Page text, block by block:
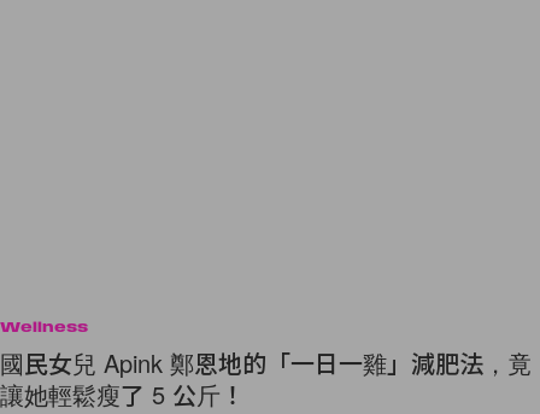
Wellness
國民女兒 Apink 鄭恩地的「一日一雞」減肥法，竟
讓她輕鬆瘦了 5 公斤！